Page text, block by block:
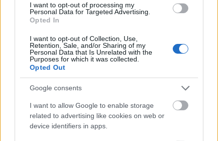
I want to opt-out of processing my
Personal Data for Targeted Advertising.
Opted In
I want to opt-out of Collection, Use,
Retention, Sale, and/or Sharing of my
Personal Data that Is Unrelated with the
Purposes for which it was collected.
Opted Out
Google consents
I want to allow Google to enable storage
related to advertising like cookies on web or
device identifiers in apps.
LÉTEZIK GYÓGYÍTÓ MÚZEUM?!